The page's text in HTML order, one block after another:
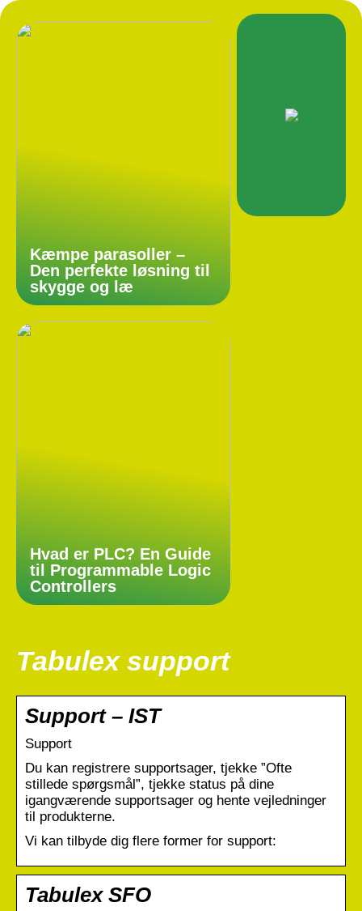
Kæmpe parasoller –
Den perfekte løsning til
skygge og læ
Hvad er PLC? En Guide
til Programmable Logic
Controllers
Tabulex support
Support – IST
Support
Du kan registrere supportsager, tjekke ”Ofte
stillede spørgsmål”, tjekke status på dine
igangværende supportsager og hente vejledninger
til produkterne.
Vi kan tilbyde dig flere former for support:
Tabulex SFO